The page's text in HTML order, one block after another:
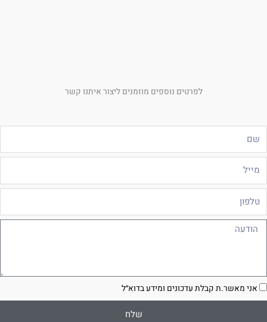
לפרטים נוספים מוזמנים ליצור איתנו קשר
אני מאשר.ת קבלת עדכונים ומידע בדוא״ל
שלח